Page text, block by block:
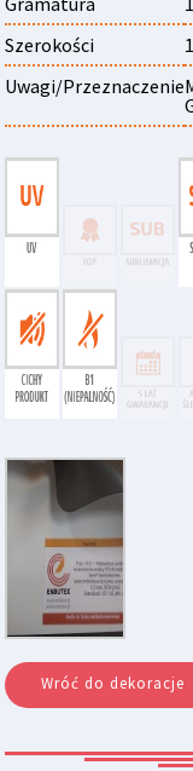
Szerokości
Uwagi/Przeznaczenie
Wróć do dekoracje